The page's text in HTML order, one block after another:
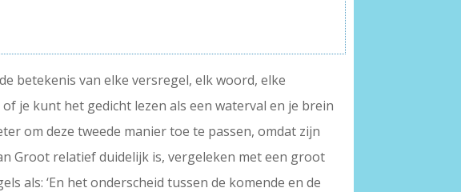
betekenis van elke versregel, elk woord, elke
je kunt het gedicht lezen als een waterval en je brein
om deze tweede manier toe te passen, omdat zijn
Groot relatief duidelijk is, vergeleken met een groot
als: ‘En het onderscheid tussen de komende en de